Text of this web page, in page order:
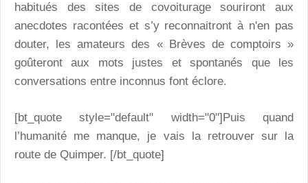
habitués des sites de covoiturage souriront aux
anecdotes racontées et s’y reconnaitront à n'en pas
douter, les amateurs des « Brèves de comptoirs »
goûteront aux mots justes et spontanés que les
conversations entre inconnus font éclore.
[bt_quote style="default" width="0"]Puis quand
l’humanité me manque, je vais la retrouver sur la
route de Quimper. [/bt_quote]